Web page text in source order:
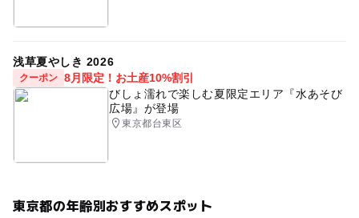
浅草夏やしき 2026
クーポン 8月限定！お土産10%割引
びしょ濡れで楽しむ夏限定エリア『水あそび
広場』が登場
東京都台東区
東京都の年齢別おすすめスポット